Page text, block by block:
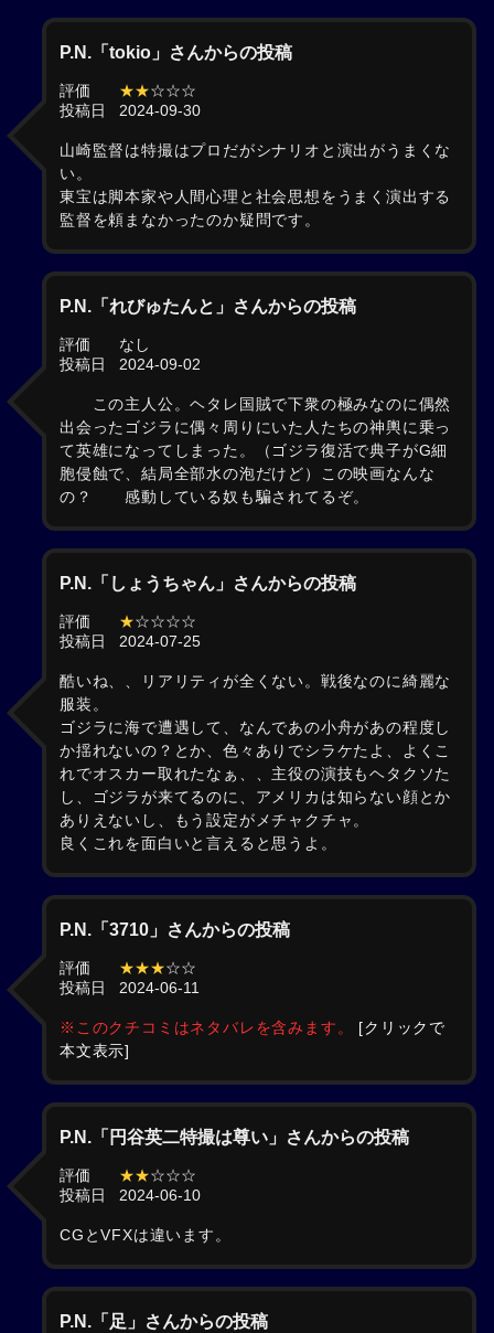
P.N.「tokio」さんからの投稿
評価 ★★☆☆☆
投稿日
2024-09-30
山崎監督は特撮はプロだがシナリオと演出がうまくな
い。
東宝は脚本家や人間心理と社会思想をうまく演出する
監督を頼まなかったのか疑問です。
P.N.「れびゅたんと」さんからの投稿
評価
なし
投稿日
2024-09-02
この主人公。ヘタレ国賊で下衆の極みなのに偶然
出会ったゴジラに偶々周りにいた人たちの神輿に乗っ
て英雄になってしまった。（ゴジラ復活で典子がG細
胞侵蝕で、結局全部水の泡だけど）この映画なんな
の？ 感動している奴も騙されてるぞ。
P.N.「しょうちゃん」さんからの投稿
評価 ★☆☆☆☆
投稿日
2024-07-25
酷いね、、リアリティが全くない。戦後なのに綺麗な
服装。
ゴジラに海で遭遇して、なんであの小舟があの程度し
か揺れないの？とか、色々ありでシラケたよ、よくこ
れでオスカー取れたなぁ、、主役の演技もヘタクソた
し、ゴジラが来てるのに、アメリカは知らない顔とか
ありえないし、もう設定がメチャクチャ。
良くこれを面白いと言えると思うよ。
P.N.「3710」さんからの投稿
評価 ★★★☆☆
投稿日
2024-06-11
※このクチコミはネタバレを含みます。
[クリックで
本文表示]
P.N.「円谷英二特撮は尊い」さんからの投稿
評価 ★★☆☆☆
投稿日
2024-06-10
CGとVFXは違います。
P.N.「足」さんからの投稿